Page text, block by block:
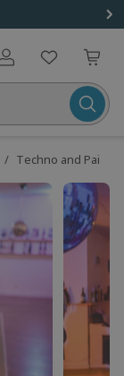
Benutzerkonto
/ Techno and Paint